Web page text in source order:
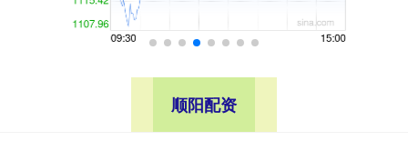
顺阳配资